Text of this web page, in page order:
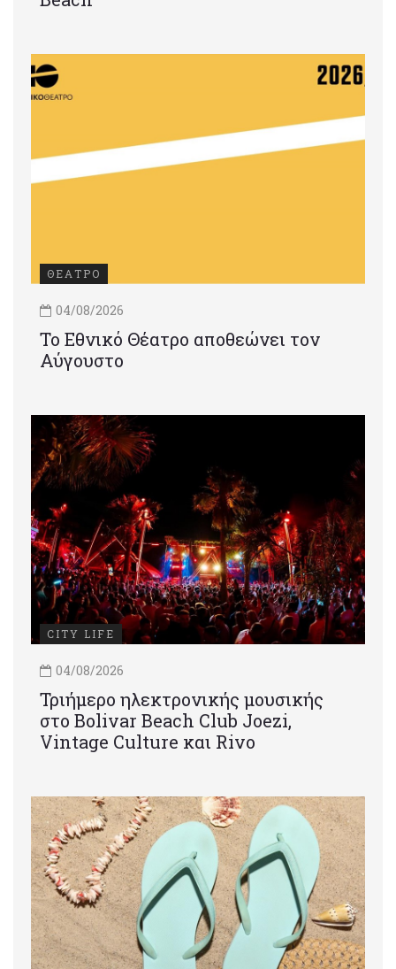
ΘΕΑΤΡΟ
04/08/2026
Το Εθνικό Θέατρο αποθεώνει τον
Αύγουστο
CITY LIFE
04/08/2026
Τριήμερο ηλεκτρονικής μουσικής
στο Bolivar Beach Club Joezi,
Vintage Culture και Rivo